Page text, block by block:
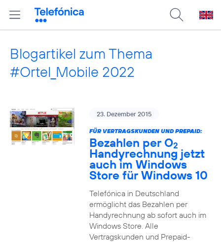
Blogartikel zum Thema
#Ortel_Mobile 2022
23. Dezember 2015
FÜR VERTRAGSKUNDEN UND PREPAID:
Bezahlen per O2
Handyrechnung jetzt
auch im Windows
Store für Windows 10
Telefónica in Deutschland
ermöglicht das Bezahlen per
Handyrechnung ab sofort auch im
Windows Store. Alle
Vertragskunden und Prepaid-